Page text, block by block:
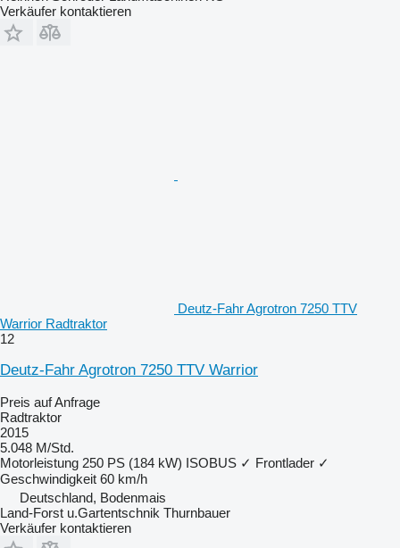
Verkäufer kontaktieren
Deutz-Fahr Agrotron 7250 TTV
Warrior Radtraktor
12
Deutz-Fahr Agrotron 7250 TTV Warrior
Preis auf Anfrage
Radtraktor
2015
5.048 M/Std.
Motorleistung 250 PS (184 kW) ISOBUS ✓ Frontlader ✓
Geschwindigkeit 60 km/h
Deutschland, Bodenmais
Land-Forst u.Gartentschnik Thurnbauer
Verkäufer kontaktieren